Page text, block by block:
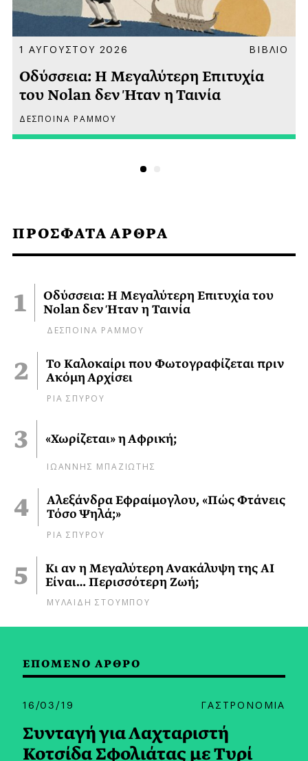
ΠΡΟΣΦΑΤΑ ΑΡΘΡΑ
Οδύσσεια: Η Μεγαλύτερη Επιτυχία του
Nolan δεν Ήταν η Ταινία
ΔΕΣΠΟΙΝΑ ΡΑΜΜΟΥ
Το Καλοκαίρι που Φωτογραφίζεται πριν
Ακόμη Αρχίσει
ΡΙΑ ΣΠΥΡΟΥ
«Χωρίζεται» η Αφρική;
ΙΩΑΝΝΗΣ ΜΠΑΖΙΩΤΗΣ
Αλεξάνδρα Εφραίμογλου, «Πώς Φτάνεις
Τόσο Ψηλά;»
ΡΙΑ ΣΠΥΡΟΥ
Κι αν η Μεγαλύτερη Ανακάλυψη της AI
Είναι… Περισσότερη Ζωή;
ΜΥΛΑΙΔΗ ΣΤΟΥΜΠΟΥ
1 ΑΥΓΟΥΣΤΟΥ 2026 ΒΙΒΛΙΟ
Οδύσσεια: Η Μεγαλύτερη Επιτυχία
του Nolan δεν Ήταν η Ταινία
ΔΕΣΠΟΙΝΑ ΡΑΜΜΟΥ
ΕΠΟΜΕΝΟ ΑΡΘΡΟ
16/03/19 ΓΑΣΤΡΟΝΟΜΙΑ
Συνταγή για Λαχταριστή
Κοτσίδα Σφολιάτας με Τυρί